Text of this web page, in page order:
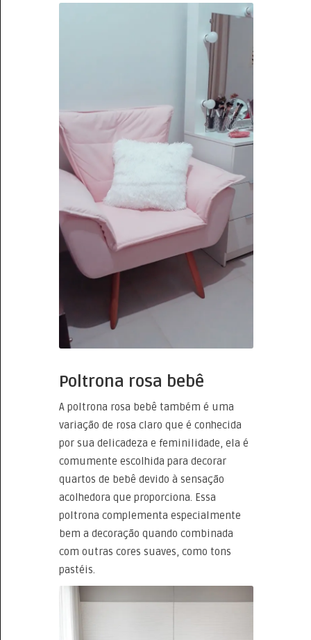
Poltrona rosa bebê
A poltrona rosa bebê também é uma
variação de rosa claro que é conhecida
por sua delicadeza e feminilidade, ela é
comumente escolhida para decorar
quartos de bebê devido à sensação
acolhedora que proporciona. Essa
poltrona complementa especialmente
bem a decoração quando combinada
com outras cores suaves, como tons
pastéis.